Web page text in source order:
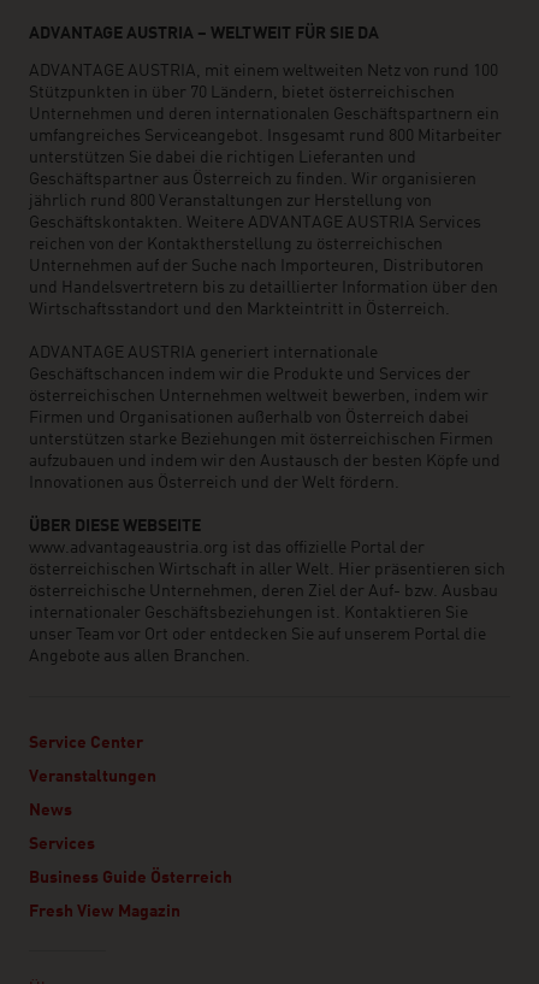
ADVANTAGE AUSTRIA – WELTWEIT FÜR SIE DA
ADVANTAGE AUSTRIA, mit einem weltweiten Netz von rund 100
Stützpunkten in über 70 Ländern, bietet österreichischen
Unternehmen und deren internationalen Geschäftspartnern ein
umfangreiches Serviceangebot. Insgesamt rund 800 Mitarbeiter
unterstützen Sie dabei die richtigen Lieferanten und
Geschäftspartner aus Österreich zu finden. Wir organisieren
jährlich rund 800 Veranstaltungen zur Herstellung von
Geschäftskontakten. Weitere ADVANTAGE AUSTRIA Services
reichen von der Kontaktherstellung zu österreichischen
Unternehmen auf der Suche nach Importeuren, Distributoren
und Handelsvertretern bis zu detaillierter Information über den
Wirtschaftsstandort und den Markteintritt in Österreich.
ADVANTAGE AUSTRIA generiert internationale
Geschäftschancen indem wir die Produkte und Services der
österreichischen Unternehmen weltweit bewerben, indem wir
Firmen und Organisationen außerhalb von Österreich dabei
unterstützen starke Beziehungen mit österreichischen Firmen
aufzubauen und indem wir den Austausch der besten Köpfe und
Innovationen aus Österreich und der Welt fördern.
ÜBER DIESE WEBSEITE
www.advantageaustria.org ist das offizielle Portal der
österreichischen Wirtschaft in aller Welt. Hier präsentieren sich
österreichische Unternehmen, deren Ziel der Auf- bzw. Ausbau
internationaler Geschäftsbeziehungen ist. Kontaktieren Sie
unser Team vor Ort oder entdecken Sie auf unserem Portal die
Angebote aus allen Branchen.
Service Center
Veranstaltungen
News
Services
Business Guide Österreich
Fresh View Magazin